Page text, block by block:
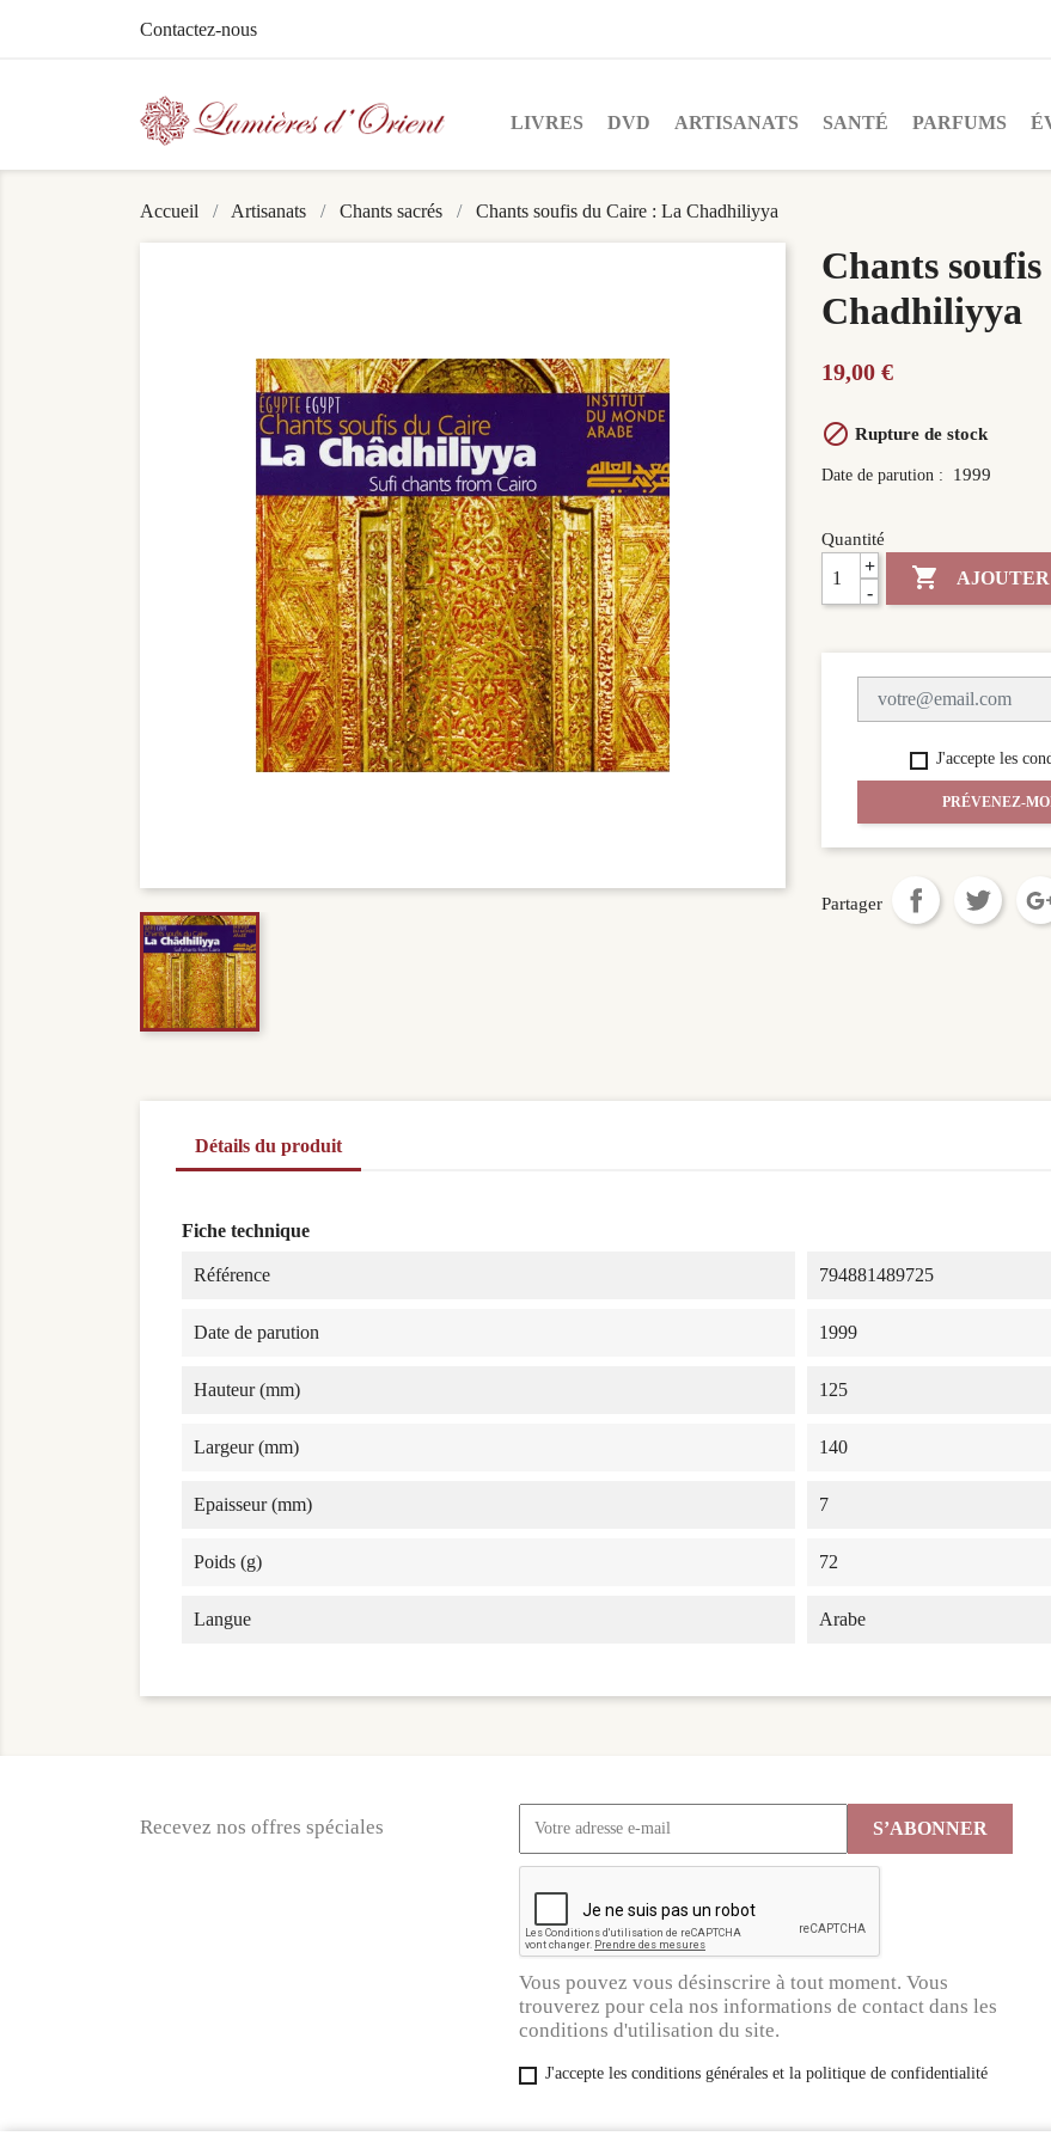
Contactez-nous
LIVRES DVD ARTISANATS SANTÉ PARFUMS
Accueil Artisanats Chants sacrés Chants soufis du Caire : La Chadhiliyya
Chants
Chadhiliyya
19,00 €
 Rupture de stock
Date de parution : 1999
Quantité
+
-

J'accepte les
PRÉVENEZ-
Partager
Détails du produit
Fiche technique
Référence 794881489725
Date de parution 1999
Hauteur (mm) 125
Largeur (mm) 140
Epaisseur (mm) 7
Poids (g) 72
Langue Arabe
Recevez nos offres spéciales
Vous pouvez vous désinscrire à tout moment. Vous
trouverez pour cela nos informations de contact dans les
conditions d'utilisation du site.
J'accepte les conditions générales et la politique de confidentialité